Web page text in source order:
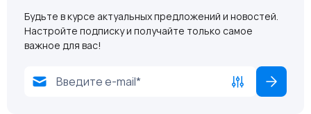
Будьте в курсе актуальных предложений и новостей.
Настройте подписку и получайте только самое
важное для вас!